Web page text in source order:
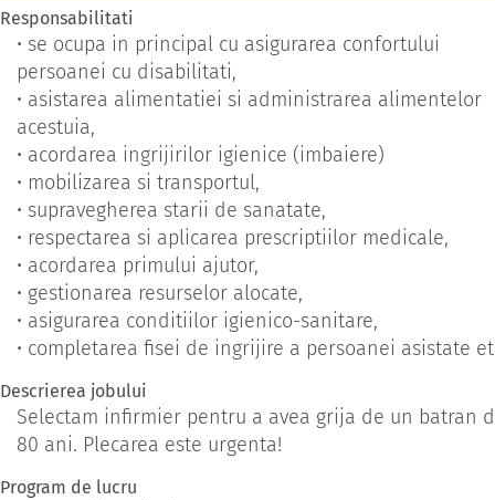
Responsabilitati
• se ocupa in principal cu asigurarea confortului
persoanei cu disabilitati,
• asistarea alimentatiei si administrarea alimentelor
acestuia,
• acordarea ingrijirilor igienice (imbaiere)
• mobilizarea si transportul,
• supravegherea starii de sanatate,
• respectarea si aplicarea prescriptiilor medicale,
• acordarea primului ajutor,
• gestionarea resurselor alocate,
• asigurarea conditiilor igienico-sanitare,
• completarea fisei de ingrijire a persoanei asistate
Descrierea jobului
Selectam infirmier pentru a avea grija de un batran
80 ani. Plecarea este urgenta!
Program de lucru